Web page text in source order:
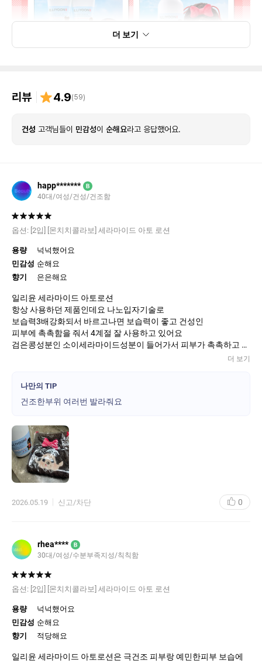
더 보기
리뷰 4.9(59)
건성 고객님들이 민감성이 순해요라고 응답했어요.
happ******* B
40대/여성/건성/건조함
옵션: [2입] [몬치치콜라보] 세라마이드 아토 로션
용량
넉넉했어요
민감성 순해요
향기
은은해요
일리윤 세라마이드 아토로션
항상 사용하던 제품인데요 나노입자기술로
보습력3배강화되서 바르고나면 보습력이 좋고 건성인
피부에 촉촉함을 줘서 4계절 잘 사용하고 있어요
검은콩성분인 소이세라마이드성분이 들어가서 피부가 촉촉하고 마
데카소사이드성분으로 민감성피부에 진정효과도 탁월해서 너무 좋
파우치도 안과 밖 튼튼하면 잘만들어졌어요 너무 귀엽기도 하고 파
우치 용량도 넉넉해서 여행시 파우치로 잘 사용할것 같아요
더 보기
나만의 TIP
건조한부위 여러번 발라줘요
2026.05.19 신고/차단 0
rhea**** B
30대/여성/수분부족지성/칙칙함
옵션: [2입] [몬치치콜라보] 세라마이드 아토 로션
용량
넉넉했어요
민감성 순해요
향기
적당해요
일리윤 세라마이드 아토로션은 극건조 피부랑 예민한피부 보습에